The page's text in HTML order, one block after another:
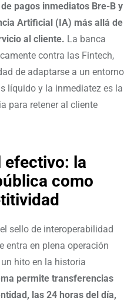
pagos inmediatos Bre-B y
Artificial (IA) más allá de
al cliente. La banca
contra las Fintech,
de adaptarse a un entorno
líquido y la inmediatez es la
para retener al cliente
efectivo: la
como
sello de interoperabilidad
entra en plena operación
hito en la historia
permite transferencias
las 24 horas del día,